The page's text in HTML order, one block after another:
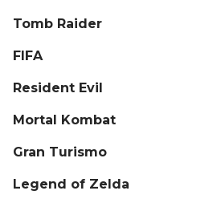
Tomb Raider
FIFA
Resident Evil
Mortal Kombat
Gran Turismo
Legend of Zelda